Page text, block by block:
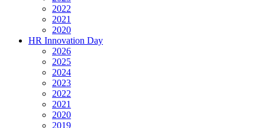
2022
2021
2020
HR Innovation Day
2026
2025
2024
2023
2022
2021
2020
2019